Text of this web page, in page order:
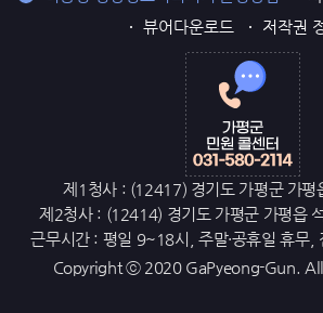
뷰어다운로드
저작권
제1청사 : (12417) 경기도 가평군 가평
제2청사 : (12414) 경기도 가평군 가평읍
근무시간 : 평일 9~18시, 주말·공휴일 휴무,
Copyright ⓒ 2020 GaPyeong-Gun. All